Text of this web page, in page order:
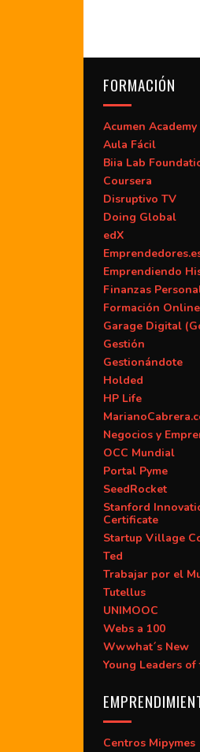
FORMACIÓN
Acumen Academy
Aula Fácil
Biia Lab
Coursera
Disruptivo TV
Doing Global
edX
Emprendiendo
Finanzas
Formación Online
Garage Digital
Gestión
Gestionándote
Holded
HP Life
Negocios y
OCC Mundial
Portal Pyme
SeedRocket
Stanford
Certificate
Startup Village
Ted
Trabajar por el
Tutellus
UNIMOOC
Webs a 100
Wwwhat´s New
Young Leaders
Centros Mipymes